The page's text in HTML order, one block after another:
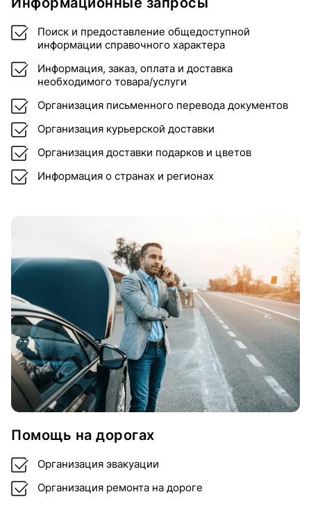
Поиск и предоставление общедоступной
информации справочного характера
Информация, заказ, оплата и доставка
необходимого товара/услуги
Организация письменного перевода документов
Организация курьерской доставки
Организация доставки подарков и цветов
Информация о странах и регионах
Помощь на дорогах
Организация эвакуации
Организация ремонта на дороге